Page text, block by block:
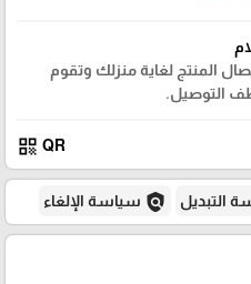
المنتج لغاية منزلك وتقوم
التوصيل.
QR
qr_code
التبديل policy سياسة الإلغاء